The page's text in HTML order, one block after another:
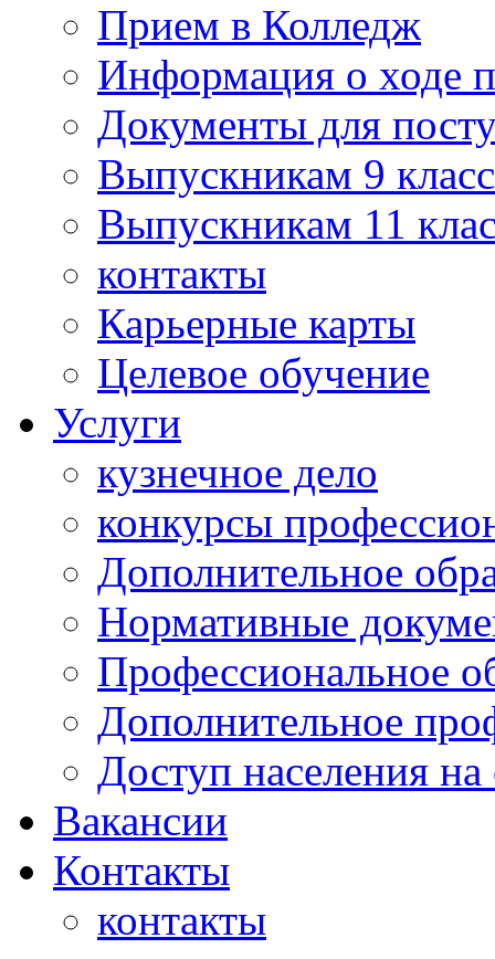
Прием в Колледж
Информация о ходе
Документы для
Выпускникам 9
Выпускникам 11
контакты
Карьерные карты
Целевое обучение
Услуги
кузнечное дело
конкурсы
Дополнительное
Нормативные
Профессиональное
Дополнительное
Доступ населения
Вакансии
Контакты
контакты